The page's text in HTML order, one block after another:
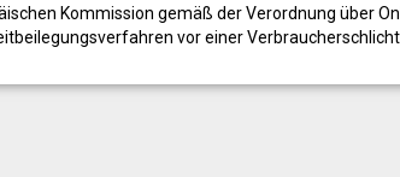
Kommission gemäß der Verordnung über
vor einer